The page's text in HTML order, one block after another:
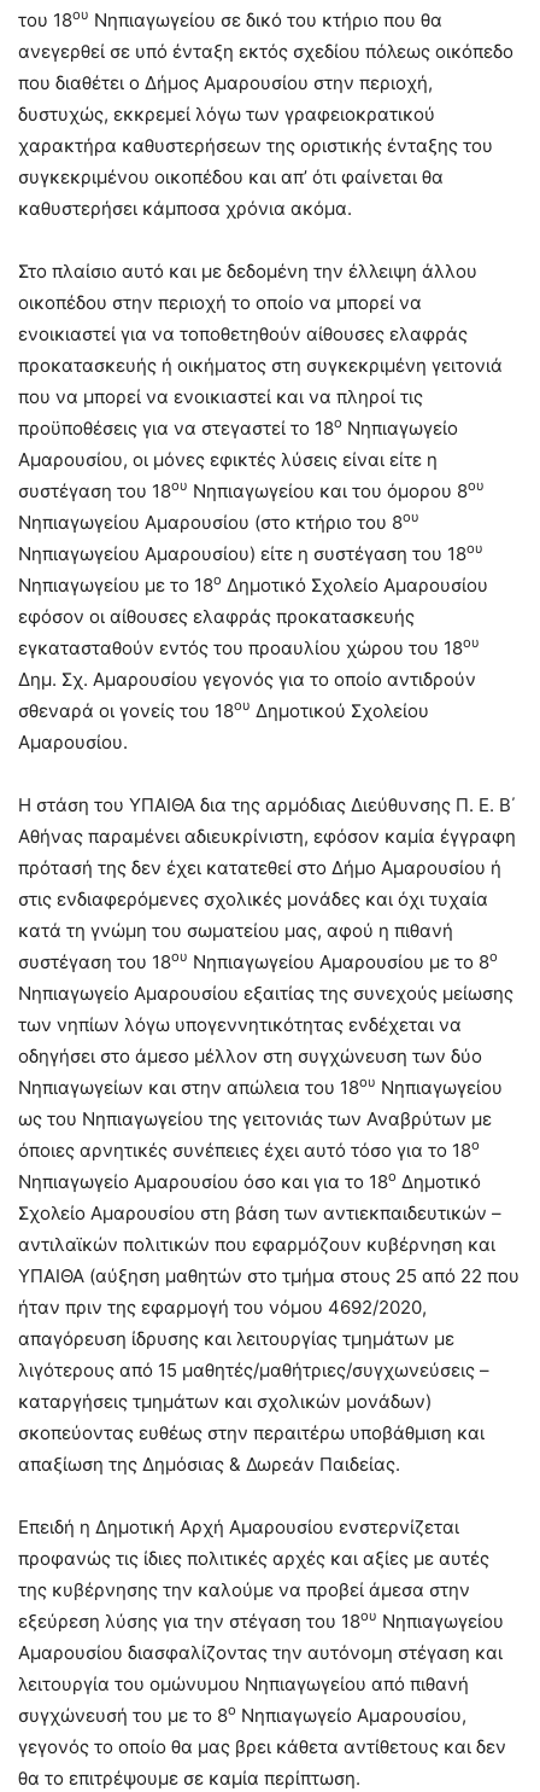
του 18ου Νηπιαγωγείου σε δικό του κτήριο που θα
ανεγερθεί σε υπό ένταξη εκτός σχεδίου πόλεως οικόπεδο
που διαθέτει ο Δήμος Αμαρουσίου στην περιοχή,
δυστυχώς, εκκρεμεί λόγω των γραφειοκρατικού
χαρακτήρα καθυστερήσεων της οριστικής ένταξης του
συγκεκριμένου οικοπέδου και απ’ ότι φαίνεται θα
καθυστερήσει κάμποσα χρόνια ακόμα.
Στο πλαίσιο αυτό και με δεδομένη την έλλειψη άλλου
οικοπέδου στην περιοχή το οποίο να μπορεί να
ενοικιαστεί για να τοποθετηθούν αίθουσες ελαφράς
προκατασκευής ή οικήματος στη συγκεκριμένη γειτονιά
που να μπορεί να ενοικιαστεί και να πληροί τις
προϋποθέσεις για να στεγαστεί το 18ο Νηπιαγωγείο
Αμαρουσίου, οι μόνες εφικτές λύσεις είναι είτε η
συστέγαση του 18ου Νηπιαγωγείου και του όμορου 8ου
Νηπιαγωγείου Αμαρουσίου (στο κτήριο του 8ου
Νηπιαγωγείου Αμαρουσίου) είτε η συστέγαση του 18ου
Νηπιαγωγείου με το 18ο Δημοτικό Σχολείο Αμαρουσίου
εφόσον οι αίθουσες ελαφράς προκατασκευής
εγκατασταθούν εντός του προαυλίου χώρου του 18ου
Δημ. Σχ. Αμαρουσίου γεγονός για το οποίο αντιδρούν
σθεναρά οι γονείς του 18ου Δημοτικού Σχολείου
Αμαρουσίου.
Η στάση του ΥΠΑΙΘΑ δια της αρμόδιας Διεύθυνσης Π. Ε. Β΄
Αθήνας παραμένει αδιευκρίνιστη, εφόσον καμία έγγραφη
πρότασή της δεν έχει κατατεθεί στο Δήμο Αμαρουσίου ή
στις ενδιαφερόμενες σχολικές μονάδες και όχι τυχαία
κατά τη γνώμη του σωματείου μας, αφού η πιθανή
συστέγαση του 18ου Νηπιαγωγείου Αμαρουσίου με το 8ο
Νηπιαγωγείο Αμαρουσίου εξαιτίας της συνεχούς μείωσης
των νηπίων λόγω υπογεννητικότητας ενδέχεται να
οδηγήσει στο άμεσο μέλλον στη συγχώνευση των δύο
Νηπιαγωγείων και στην απώλεια του 18ου Νηπιαγωγείου
ως του Νηπιαγωγείου της γειτονιάς των Αναβρύτων με
όποιες αρνητικές συνέπειες έχει αυτό τόσο για το 18ο
Νηπιαγωγείο Αμαρουσίου όσο και για το 18ο Δημοτικό
Σχολείο Αμαρουσίου στη βάση των αντιεκπαιδευτικών –
αντιλαϊκών πολιτικών που εφαρμόζουν κυβέρνηση και
ΥΠΑΙΘΑ (αύξηση μαθητών στο τμήμα στους 25 από 22 που
ήταν πριν της εφαρμογή του νόμου 4692/2020,
απαγόρευση ίδρυσης και λειτουργίας τμημάτων με
λιγότερους από 15 μαθητές/μαθήτριες/συγχωνεύσεις –
καταργήσεις τμημάτων και σχολικών μονάδων)
σκοπεύοντας ευθέως στην περαιτέρω υποβάθμιση και
απαξίωση της Δημόσιας & Δωρεάν Παιδείας.
Επειδή η Δημοτική Αρχή Αμαρουσίου ενστερνίζεται
προφανώς τις ίδιες πολιτικές αρχές και αξίες με αυτές
της κυβέρνησης την καλούμε να προβεί άμεσα στην
εξεύρεση λύσης για την στέγαση του 18ου Νηπιαγωγείου
Αμαρουσίου διασφαλίζοντας την αυτόνομη στέγαση και
λειτουργία του ομώνυμου Νηπιαγωγείου από πιθανή
συγχώνευσή του με το 8ο Νηπιαγωγείο Αμαρουσίου,
γεγονός το οποίο θα μας βρει κάθετα αντίθετους και δεν
θα το επιτρέψουμε σε καμία περίπτωση.